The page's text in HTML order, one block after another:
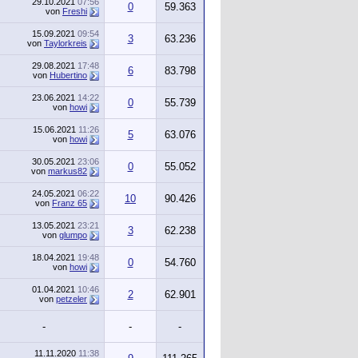
von Freshi 0 59.363
15.09.2021 09:54
von Taylorkreis 3 63.236
29.08.2021 17:48
von Hubertino 6 83.798
23.06.2021 14:22
von howi 0 55.739
15.06.2021 11:26
von howi 5 63.076
30.05.2021 23:06
von markus82 0 55.052
24.05.2021 06:22
von Franz 65 10 90.426
13.05.2021 23:21
von glumpo 3 62.238
18.04.2021 19:48
von howi 0 54.760
01.04.2021 10:46
von petzeler 2 62.901
- - -
11.11.2020 11:38